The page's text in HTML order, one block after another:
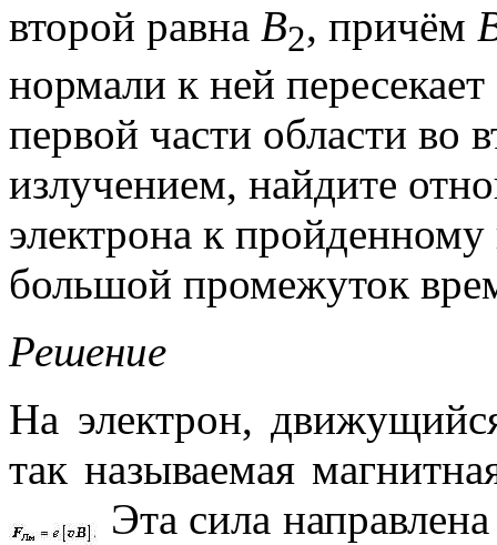
второй равна В2, причём
нормали к ней
первой части области во
излучением, найдите
электрона к
большой промежуток
Решение
На электрон,
так называемая
Эта сила